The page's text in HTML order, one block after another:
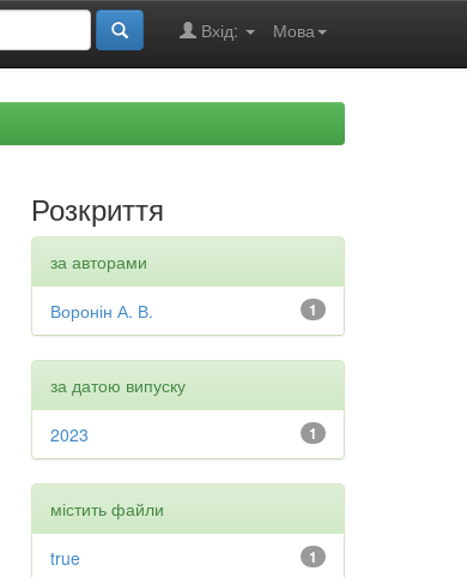
Мова
Вхід:
Розкриття
за авторами
1
Воронін А. В.
за датою випуску
1
2023
містить файли
1
true